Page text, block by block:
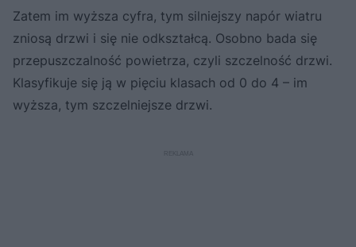
Zatem im wyższa cyfra, tym silniejszy napór wiatru
zniosą drzwi i się nie odkształcą. Osobno bada się
przepuszczalność powietrza, czyli szczelność drzwi.
Klasyfikuje się ją w pięciu klasach od 0 do 4 – im
wyższa, tym szczelniejsze drzwi.